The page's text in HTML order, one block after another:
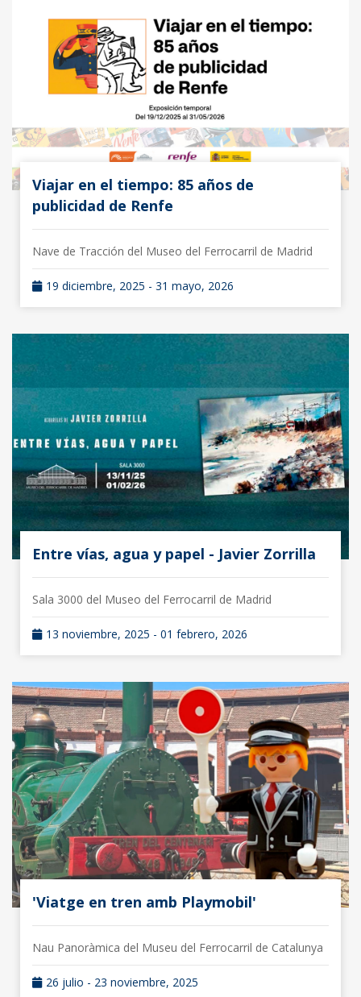
Viajar en el tiempo: 85 años de
publicidad de Renfe
Nave de Tracción del Museo del Ferrocarril de Madrid
19 diciembre, 2025 - 31 mayo, 2026
Entre vías, agua y papel - Javier Zorrilla
Sala 3000 del Museo del Ferrocarril de Madrid
13 noviembre, 2025 - 01 febrero, 2026
'Viatge en tren amb Playmobil'
Nau Panoràmica del Museu del Ferrocarril de Catalunya
26 julio - 23 noviembre, 2025